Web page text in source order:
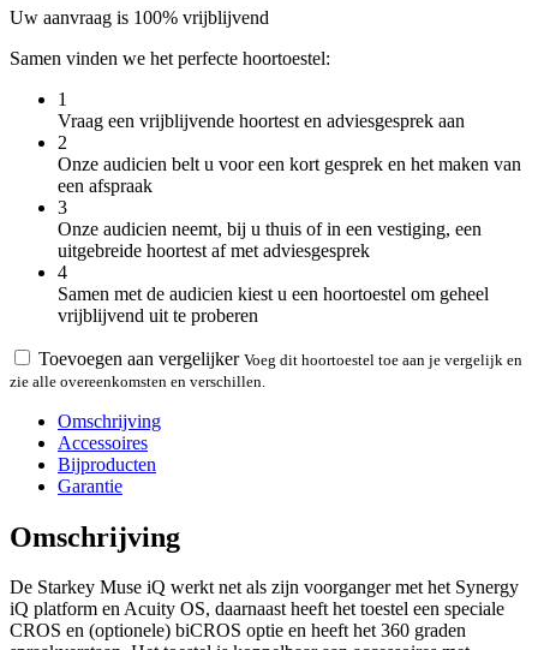
Uw aanvraag is 100% vrijblijvend
Samen vinden we het perfecte hoortoestel:
1
Vraag een vrijblijvende hoortest en adviesgesprek aan
2
Onze audicien belt u voor een kort gesprek en het maken van
een afspraak
3
Onze audicien neemt, bij u thuis of in een vestiging, een
uitgebreide hoortest af met adviesgesprek
4
Samen met de audicien kiest u een hoortoestel om geheel
vrijblijvend uit te proberen
Toevoegen aan vergelijker Voeg dit hoortoestel toe aan je vergelijk en
zie alle overeenkomsten en verschillen.
Omschrijving
Accessoires
Bijproducten
Garantie
Omschrijving
De Starkey Muse iQ werkt net als zijn voorganger met het Synergy
iQ platform en Acuity OS, daarnaast heeft het toestel een speciale
CROS en (optionele) biCROS optie en heeft het 360 graden